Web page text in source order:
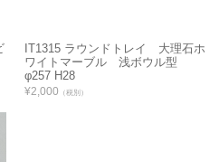
IT1315 ラウンドトレイ 大理石ホ
ワイトマーブル 浅ボウル型
φ257 H28
¥2,000 （税別）